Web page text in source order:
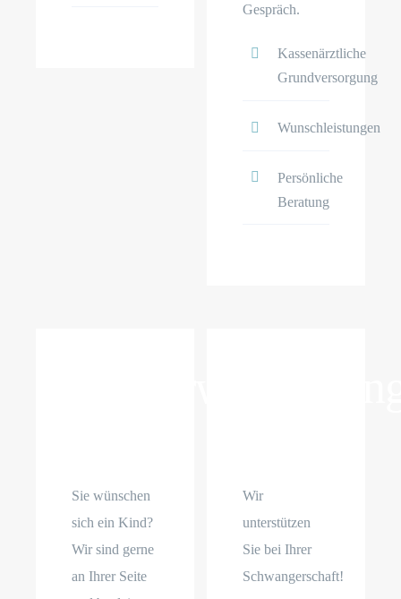
Gespräch.
Kassenärztliche
Grundversorgung
Wunschleistungen
Persönliche
Beratung
Sie wünschen
sich ein Kind?
Wir sind gerne
an Ihrer Seite
Wir
unterstützen
Sie bei Ihrer
Schwangerschaft!